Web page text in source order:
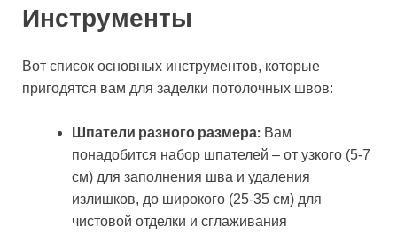
Инструменты
Вот список основных инструментов, которые
пригодятся вам для заделки потолочных швов:
Шпатели разного размера: Вам
понадобится набор шпателей – от узкого (5-7
см) для заполнения шва и удаления
излишков, до широкого (25-35 см) для
чистовой отделки и сглаживания